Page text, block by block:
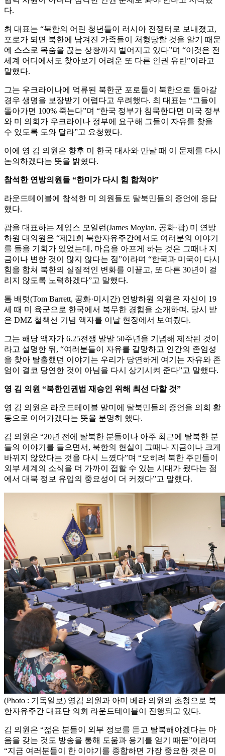
다.
최 대표는 “북한의 어린 청년들이 러시아 전쟁터로 보내졌고,
포로가 되면 북한에 남겨진 가족들이 처형당할 것을 알기 때문
에 스스로 목숨을 끊는 상황까지 벌어지고 있다”며 “이것은 전
세계 어디에서도 찾아보기 어려운 또 다른 인권 유린”이라고
말했다.
그는 우크라이나에 억류된 북한군 포로들이 북한으로 돌아갈
경우 생명을 보장받기 어렵다고 우려했다. 최 대표는 “그들이
돌아가면 100% 죽는다”며 “한국 정부가 침묵한다면 미국 정부
와 미 의회가 우크라이나 정부에 요구해 그들이 자유를 찾을
수 있도록 도와 달라”고 요청했다.
이에 영 김 의원은 향후 미 한국 대사와 만날 때 이 문제를 다시
논의하겠다는 뜻을 밝혔다.
참석한 연방의원들 “한미가 다시 힘 합쳐야”
라운드테이블에 참석한 미 의원들도 탈북민들의 증언에 응답
했다.
괌을 대표하는 제임스 모일런(James Moylan, 공화·괌) 미 연방
하원 대의원은 “제21회 북한자유주간에서도 여러분의 이야기
를 들을 기회가 있었는데, 마음을 아프게 하는 것은 그때나 지
금이나 변한 것이 많지 않다는 점”이라며 “한국과 미국이 다시
힘을 합쳐 북한의 실질적인 변화를 이끌고, 또 다른 30년이 걸
리지 않도록 노력하겠다”고 말했다.
톰 배럿(Tom Barrett, 공화·미시간) 연방하원 의원은 자신이 19
세 때 미 육군으로 한국에서 복무한 경험을 소개하며, 당시 받
은 DMZ 철책선 기념 액자를 이날 현장에서 보여줬다.
그는 해당 액자가 6.25전쟁 발발 50주년을 기념해 제작된 것이
라고 설명한 뒤, “여러분들이 자유를 갈망하고 인간의 존엄성
을 찾아 탈출했던 이야기는 우리가 당연하게 여기는 자유와 존
엄이 결코 당연한 것이 아님을 다시 상기시켜 준다”고 말했다.
영 김 의원 “북한인권법 재승인 위해 최선 다할 것”
영 김 의원은 라운드테이블 말미에 탈북민들의 증언을 의회 활
동으로 이어가겠다는 뜻을 분명히 했다.
김 의원은 “20년 전에 탈북한 분들이나 아주 최근에 탈북한 분
들의 이야기를 들으면서, 북한의 현실이 그때나 지금이나 크게
바뀌지 않았다는 것을 다시 느꼈다”며 “오히려 북한 주민들이
외부 세계의 소식을 더 가까이 접할 수 있는 시대가 됐다는 점
에서 대북 정보 유입의 중요성이 더 커졌다”고 말했다.
(Photo : 기독일보) 영김 의원과 아미 베라 의원의 초청으로 북
한자유주간 대표단 의회 라운드테이블이 진행되고 있다.
김 의원은 “젊은 분들이 외부 정보를 듣고 탈북해야겠다는 마
음을 갖는 것도 방송을 통해 도움과 용기를 얻기 때문”이라며
“지금 여러분들이 한 이야기를 종합하면 가장 중요한 것은 미